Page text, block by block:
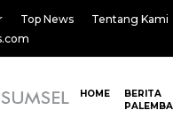
Top News
Tentang Kami
HOME
BERITA